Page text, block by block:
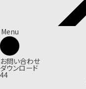
Menu
お問い合わせ
ダウンロード
44